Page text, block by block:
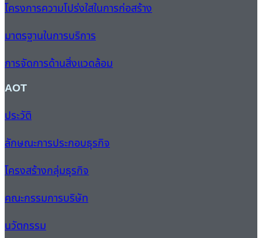
โครงการความโปร่งใสในการก่อสร้าง
มาตรฐานในการบริการ
การจัดการด้านสิ่งแวดล้อม
AOT
ประวัติ
ลักษณะการประกอบธุรกิจ
โครงสร้างกลุ่มธุรกิจ
คณะกรรมการบริษัท
นวัตกรรม